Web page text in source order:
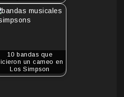
10 bandas que
un cameo en
Los Simpson